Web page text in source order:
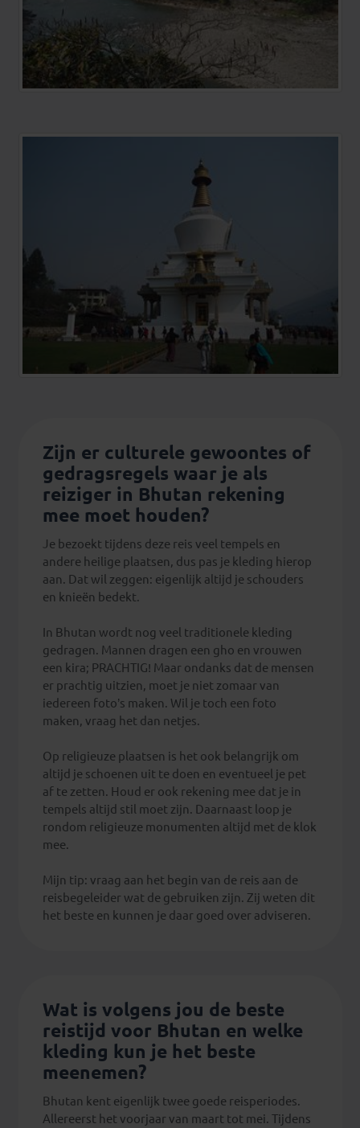
Zijn er culturele gewoontes of
gedragsregels waar je als
reiziger in Bhutan rekening
mee moet houden?
Je bezoekt tijdens deze reis veel tempels en
andere heilige plaatsen, dus pas je kleding hierop
aan. Dat wil zeggen: eigenlijk altijd je schouders
en knieën bedekt.
In Bhutan wordt nog veel traditionele kleding
gedragen. Mannen dragen een gho en vrouwen
een kira; PRACHTIG! Maar ondanks dat de mensen
er prachtig uitzien, moet je niet zomaar van
iedereen foto’s maken. Wil je toch een foto
maken, vraag het dan netjes.
Op religieuze plaatsen is het ook belangrijk om
altijd je schoenen uit te doen en eventueel je pet
af te zetten. Houd er ook rekening mee dat je in
tempels altijd stil moet zijn. Daarnaast loop je
rondom religieuze monumenten altijd met de klok
mee.
Mijn tip: vraag aan het begin van de reis aan de
reisbegeleider wat de gebruiken zijn. Zij weten dit
het beste en kunnen je daar goed over adviseren.
Wat is volgens jou de beste
reistijd voor Bhutan en welke
kleding kun je het beste
meenemen?
Bhutan kent eigenlijk twee goede reisperiodes.
Allereerst het voorjaar van maart tot mei. Tijdens